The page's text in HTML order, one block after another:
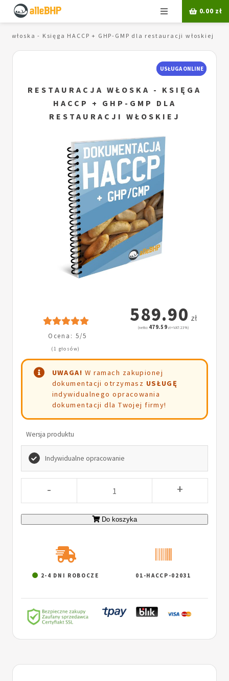
Menu 0.00 zł
włoska - Księga HACCP + GHP-GMP dla restauracji włoskiej
USŁUGA ONLINE
RESTAURACJA WŁOSKA - KSIĘGA
HACCP + GHP-GMP DLA
RESTAURACJI WŁOSKIEJ
Ocena: 5/5
(1 głosów)
589.90 zł
(netto: 479.59 zł + VAT: 23%)
UWAGA! W ramach zakupionej
dokumentacji otrzymasz USŁUGĘ
indywidualnego opracowania
dokumentacji dla Twojej firmy!
Wersja produktu
Indywidualne opracowanie
- +
Do koszyka
2-4 DNI ROBOCZE 01-HACCP-02031